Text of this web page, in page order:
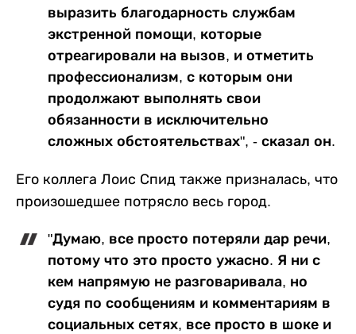
выразить благодарность службам
экстренной помощи, которые
отреагировали на вызов, и отметить
профессионализм, с которым они
продолжают выполнять свои
обязанности в исключительно
сложных обстоятельствах", - сказал он.
Его коллега Лоис Спид также призналась, что
произошедшее потрясло весь город.
"Думаю, все просто потеряли дар речи,
потому что это просто ужасно. Я ни с
кем напрямую не разговаривала, но
судя по сообщениям и комментариям в
социальных сетях, все просто в шоке и